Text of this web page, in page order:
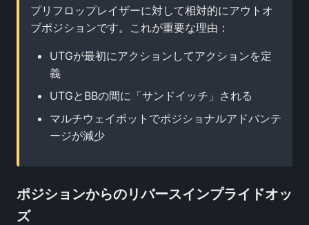
プリフロップレイザーに対して相対的にアウトオ
ブポジションです。これが重要な理由：
UTGが最初にアクションしてアクションを定
義
UTGとBBの間に「サンドイッチ」される
マルチウェイポットでポジショナルアドバンテ
ージが減少
ポジションからのリバースインプライドオッ
ズ